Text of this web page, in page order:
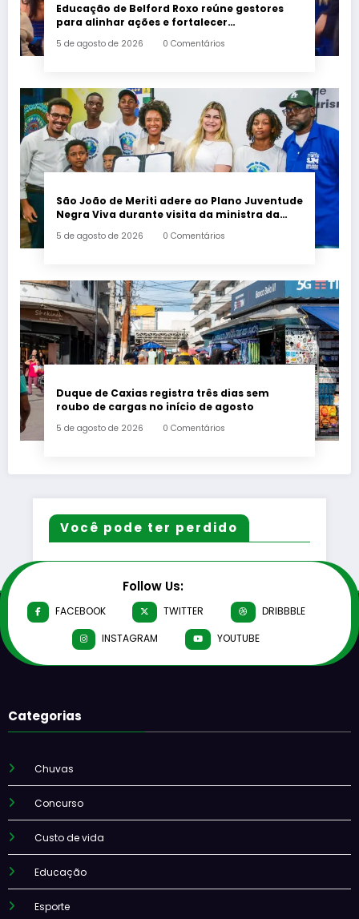
Educação de Belford Roxo reúne gestores
para alinhar ações e fortalecer
5 de agosto de 2026 0 Comentários
São João de Meriti adere ao Plano Juventude
Negra Viva durante visita da ministra da
5 de agosto de 2026 0 Comentários
Duque de Caxias registra três dias sem
roubo de cargas no início de agosto
5 de agosto de 2026 0 Comentários
Você pode ter perdido
Follow Us:
FACEBOOK TWITTER
DRIBBBLE
INSTAGRAM
YOUTUBE
Categorias
Chuvas
Concurso
Custo de vida
Educação
Esporte